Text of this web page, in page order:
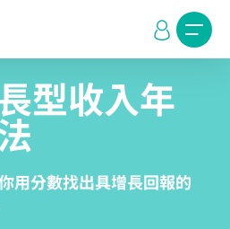
型收入年
用分數找出具增長回報的